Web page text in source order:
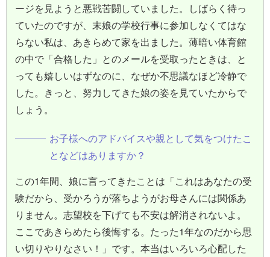
ージを見ようと悪戦苦闘していました。しばらく待っ
ていたのですが、末娘の学校行事に参加しなくてはな
らない私は、あきらめて家を出ました。薄暗い体育館
の中で「合格した」とのメールを受取ったときは、と
っても嬉しいはずなのに、なぜか不思議なほど冷静で
した。きっと、努力してきた娘の姿を見ていたからで
しょう。
お子様へのアドバイスや親として気をつけたこ
となどはありますか？
この1年間、娘に言ってきたことは「これはあなたの受
験だから、受かろうが落ちようがお母さんには関係あ
りません。志望校を下げても不安は解消されないよ。
ここであきらめたら後悔する。たった1年なのだから思
い切りやりなさい！」です。本当はいろいろ心配した